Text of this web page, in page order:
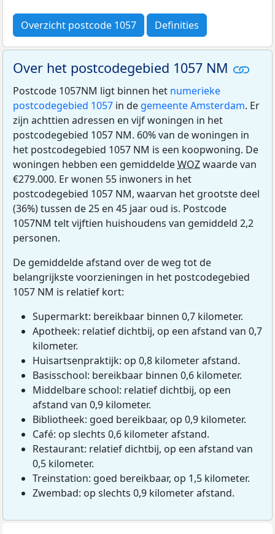
Overzicht postcode 1057 Definities
Over het postcodegebied 1057 NM
Postcode 1057NM ligt binnen het numerieke
postcodegebied 1057 in de gemeente Amsterdam. Er
zijn achttien adressen en vijf woningen in het
postcodegebied 1057 NM. 60% van de woningen in
het postcodegebied 1057 NM is een koopwoning. De
woningen hebben een gemiddeldeWOZwaarde van
€279.000. Er wonen 55 inwoners in het
postcodegebied 1057 NM, waarvan het grootste deel
(36%) tussen de 25 en 45 jaar oud is. Postcode
1057NM telt vijftien huishoudens van gemiddeld 2,2
personen.
De gemiddelde afstand over de weg tot de
belangrijkste voorzieningen in het postcodegebied
1057 NM is relatief kort:
Supermarkt: bereikbaar binnen 0,7 kilometer.
Apotheek: relatief dichtbij, op een afstand van 0,7
kilometer.
Huisartsenpraktijk: op 0,8 kilometer afstand.
Basisschool: bereikbaar binnen 0,6 kilometer.
Middelbare school: relatief dichtbij, op een
afstand van 0,9 kilometer.
Bibliotheek: goed bereikbaar, op 0,9 kilometer.
Café: op slechts 0,6 kilometer afstand.
Restaurant: relatief dichtbij, op een afstand van
0,5 kilometer.
Treinstation: goed bereikbaar, op 1,5 kilometer.
Zwembad: op slechts 0,9 kilometer afstand.